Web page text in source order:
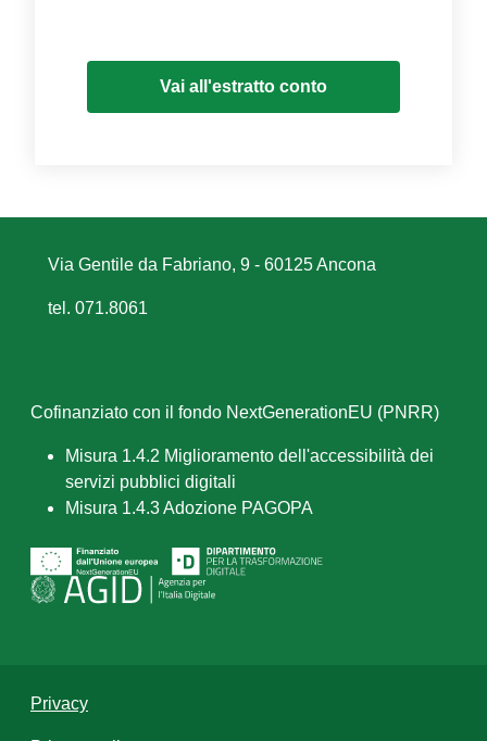
Vai all'estratto conto
Via Gentile da Fabriano, 9 - 60125 Ancona
tel. 071.8061
Cofinanziato con il fondo NextGenerationEU (PNRR)
Misura 1.4.2 Miglioramento dell'accessibilità dei
servizi pubblici digitali
Misura 1.4.3 Adozione PAGOPA
Privacy